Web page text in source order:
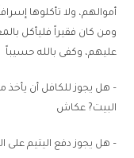
أموالهم، ولا تأكلوها
ومن كان فقيراً فليأكل
عليهم، وكفى بالله حسيباً
– هل يجوز للكافل أن
البيت? عكاش
– هل يجوز دفع اليتيم على